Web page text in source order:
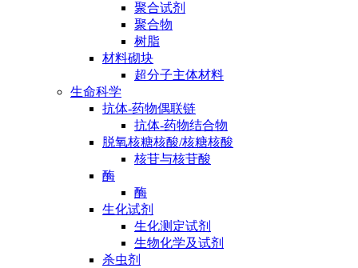
聚合试剂
聚合物
树脂
材料砌块
超分子主体材料
生命科学
抗体-药物偶联链
抗体-药物结合物
脱氧核糖核酸/核糖核酸
核苷与核苷酸
酶
酶
生化试剂
生化测定试剂
生物化学及试剂
杀虫剂